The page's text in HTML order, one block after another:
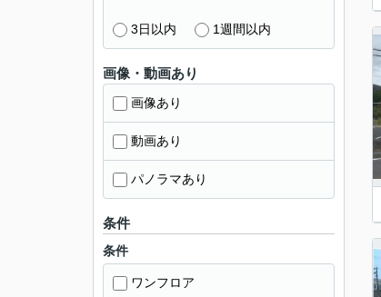
3日以内 1週間以内
画像・動画あり
画像あり
動画あり
パノラマあり
条件
条件
ワンフロア